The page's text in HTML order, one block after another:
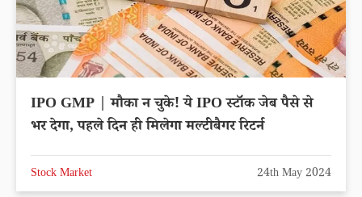
IPO GMP | मौका न चुके! ये IPO स्टॉक जेब पैसे से
भर देगा, पहले दिन ही मिलेगा मल्टीबैगर रिटर्न
Stock Market 24th May 2024